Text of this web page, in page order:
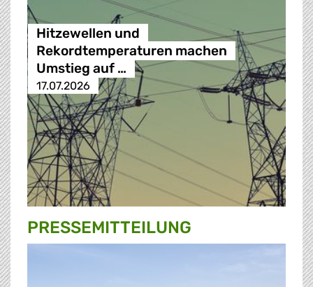
Hitzewellen und
Rekordtemperaturen machen
Umstieg auf …
17.07.2026
PRESSE­MITTEILUNG